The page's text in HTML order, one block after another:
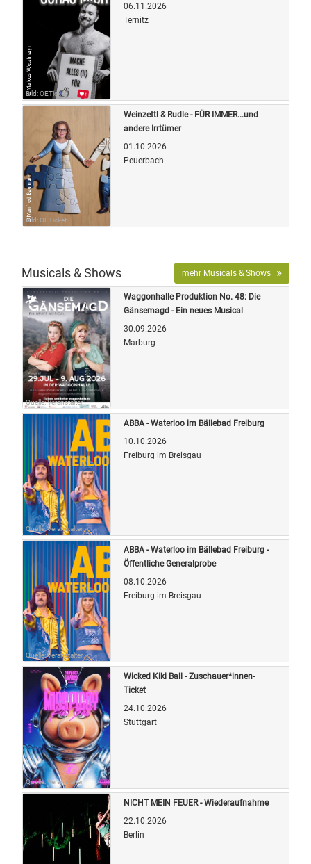
Bild: OETicket
06.11.2026
Ternitz
Bild: OETicket
Weinzettl & Rudle - FÜR IMMER...und
andere Irrtümer
01.10.2026
Peuerbach
Musicals & Shows mehr Musicals & Shows
Quelle: Veranstalter
Waggonhalle Produktion No. 48: Die
Gänsemagd - Ein neues Musical
30.09.2026
Marburg
Quelle: Veranstalter
ABBA - Waterloo im Bällebad Freiburg
10.10.2026
Freiburg im Breisgau
Quelle: Veranstalter
ABBA - Waterloo im Bällebad Freiburg -
Öffentliche Generalprobe
08.10.2026
Freiburg im Breisgau
Quelle: Veranstalter
Wicked Kiki Ball - Zuschauer*innen-
Ticket
24.10.2026
Stuttgart
NICHT MEIN FEUER - Wiederaufnahme
22.10.2026
Berlin